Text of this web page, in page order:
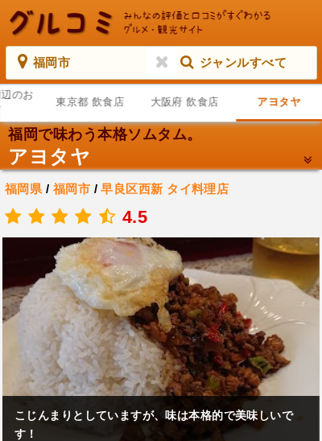
福岡市 ジャンルすべて
のお
東京都 飲食店 大阪府 飲食店 アヨタヤ
福岡で味わう本格ソムタム。
アヨタヤ
福岡県 / 福岡市 /早良区西新 タイ料理店
4.5
こじんまりとしていますが、味は本格的で美味しいで
す！